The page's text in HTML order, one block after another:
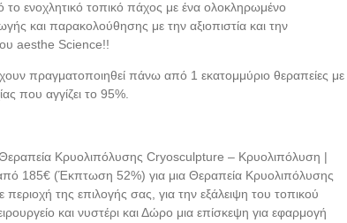
το ενοχλητικό τοπικό πάχος με ένα ολοκληρωμένο
και παρακολούθησης με την αξιοπιστία και την
aesthe Science!!
πραγματοποιηθεί πάνω από 1 εκατομμύριο θεραπείες με
που αγγίζει το 95%.
Θεραπεία Κρυολιπόλυσης Cryosculpture – Κρυολιπόλυση |
185€ (Έκπτωση 52%) για μια Θεραπεία Κρυολιπόλυσης
της επιλογής σας, για την εξάλειψη του τοπικού
και νυστέρι και Δώρο μια επίσκεψη για εφαρμογή